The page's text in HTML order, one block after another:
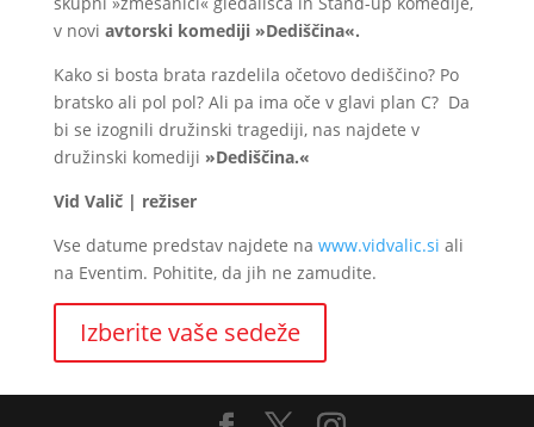
v novi avtorski komediji »Dediščina«.
Kako si bosta brata razdelila očetovo dediščino? Po
bratsko ali pol pol? Ali pa ima oče v glavi plan C? Da
bi se izognili družinski tragediji, nas najdete v
družinski komediji »Dediščina.«
Vid Valič | režiser
Vse datume predstav najdete na www.vidvalic.si ali
na Eventim. Pohitite, da jih ne zamudite.
Izberite vaše sedeže